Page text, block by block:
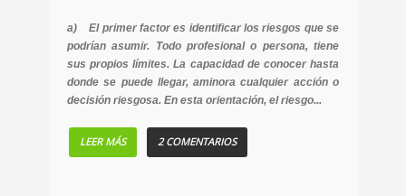
a) El primer factor es identificar los riesgos que se
podrían asumir. Todo profesional o persona, tiene
sus propios límites. La capacidad de conocer hasta
donde se puede llegar, aminora cualquier acción o
decisión riesgosa. En esta orientación, el riesgo...
LEER MÁS 2 COMENTARIOS